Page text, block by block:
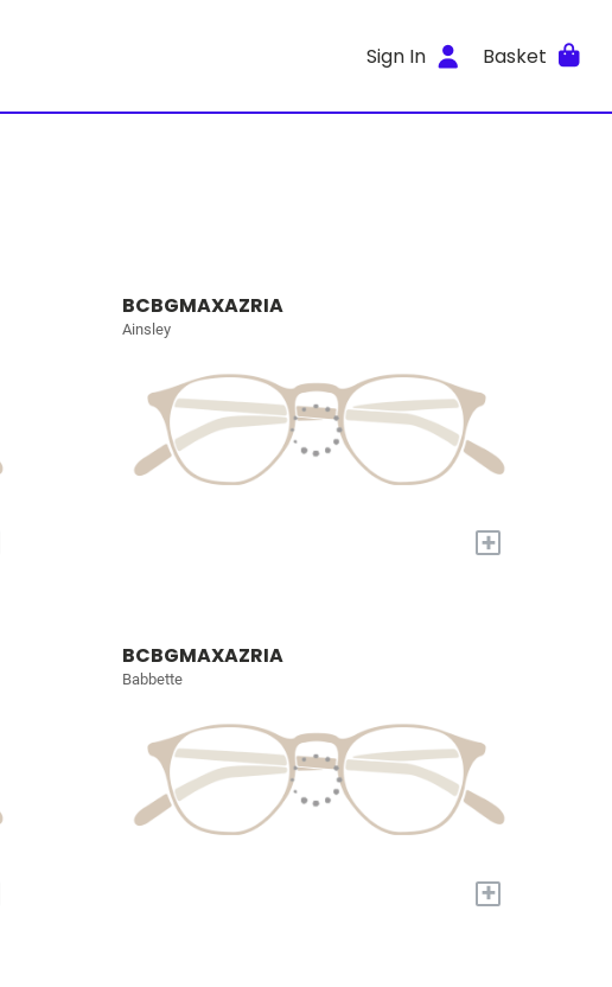
Sign In Basket
BCBGMAXAZRIA
Ainsley
+
BCBGMAXAZRIA
Babbette
+